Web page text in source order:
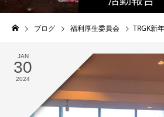
ブログ 福利厚生委員会 TRGK新
JAN
30
2024